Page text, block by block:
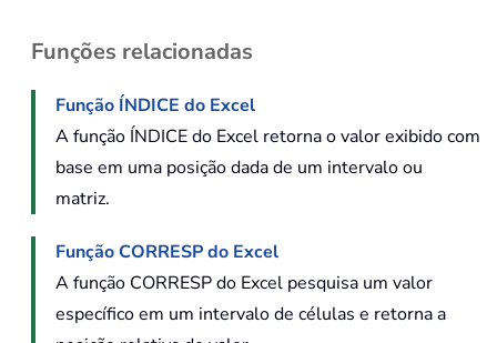
Funções relacionadas
Função ÍNDICE do Excel
A função ÍNDICE do Excel retorna o valor exibido com
base em uma posição dada de um intervalo ou
matriz.
Função CORRESP do Excel
A função CORRESP do Excel pesquisa um valor
específico em um intervalo de células e retorna a